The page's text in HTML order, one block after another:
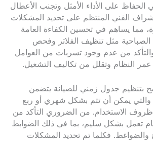
الحفاظ على الأداء الأمثل وتجنب الأعطال
الفني المنتظم على تحديد المشكلات
مما يساهم في تحسين الكفاءة العامة
الصباحية مثل تنظيف الفلاتر وفحص
من عدم وجود تسربات من العوامل
عمر النظام وتقلل من تكاليف التشغيل.
بتنظيم جدول زمني للصيانة يتضمن
والتي يمكن أن تتم بشكل شهري أو ربع
الاستخدام. من الضروري التأكد من
تعمل بشكل سليم، بما في ذلك الضوابط
والضواغط. فكلما تم تحديد المشكلات